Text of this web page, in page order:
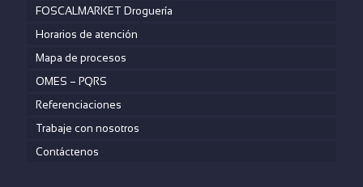
FOSCALMARKET Droguería
Horarios de atención
Mapa de procesos
OMES – PQRS
Referenciaciones
Trabaje con nosotros
Contáctenos